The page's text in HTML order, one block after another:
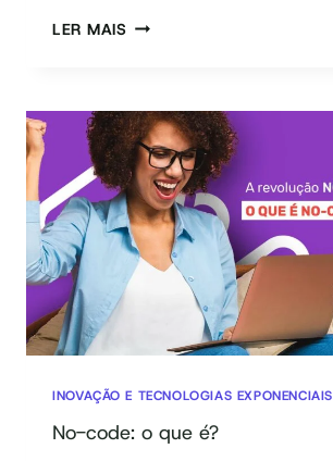
LER MAISO
CODE:
GUIA
COMPLETO
COM
VÍDEO
INOVAÇÃO E TECNOLOGIAS EXPONENCIAIS
No-code: o que é?